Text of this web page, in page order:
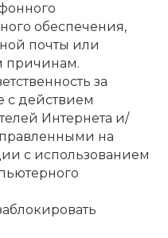
обеспечения,
почты или
причинам.
за
с действием
Интернета и/
на
с использованием